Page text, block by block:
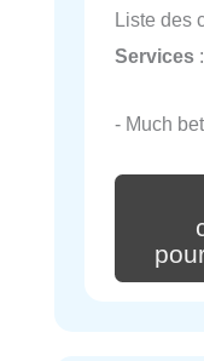
Liste des
Services :
- Much